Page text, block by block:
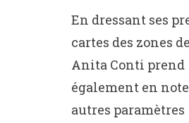
En dressant ses
cartes des zones
Anita Conti prend
également en
autres paramètres